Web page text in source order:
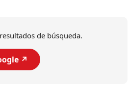
de búsqueda.
↗️